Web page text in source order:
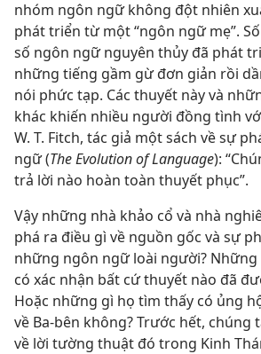
nhóm ngôn ngữ không đột nhiên
phát triển từ một “ngôn ngữ mẹ”.
số ngôn ngữ nguyên thủy đã phát
những tiếng gầm gừ đơn giản rồi
nói phức tạp. Các thuyết này và
khác khiến nhiều người đồng tình
W. T. Fitch, tác giả một sách về sự
ngữ (The Evolution of Language):
trả lời nào hoàn toàn thuyết phục”.
Vậy những nhà khảo cổ và nhà
phá ra điều gì về nguồn gốc và sự
những ngôn ngữ loài người? Những
có xác nhận bất cứ thuyết nào đã
Hoặc những gì họ tìm thấy có ủng
về Ba-bên không? Trước hết, chúng
về lời tường thuật đó trong Kinh